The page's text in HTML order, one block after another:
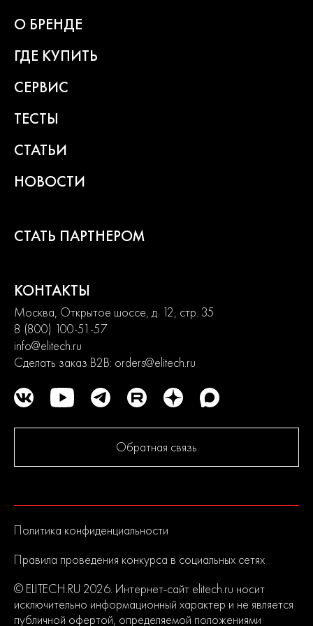
О БРЕНДЕ
ГДЕ КУПИТЬ
СЕРВИС
ТЕСТЫ
СТАТЬИ
НОВОСТИ
СТАТЬ ПАРТНЕРОМ
КОНТАКТЫ
Москва, Открытое шоссе, д. 12, стр. 35
8 (800) 100-51-57
info@elitech.ru
Сделать заказ B2B: orders@elitech.ru
Обратная связь
Политика конфиденциальности
Правила проведения конкурса в социальных сетях
© ELITECH.RU 2026. Интернет-сайт elitech.ru носит
исключительно информационный характер и не является
публичной офертой, определяемой положениями